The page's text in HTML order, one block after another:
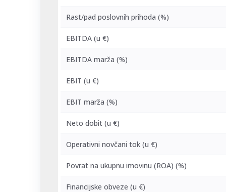
Rast/pad poslovnih prihoda (%)
EBITDA (u €)
EBITDA marža (%)
EBIT (u €)
EBIT marža (%)
Neto dobit (u €)
Operativni novčani tok (u €)
Povrat na ukupnu imovinu (ROA) (%)
Financijske obveze (u €)